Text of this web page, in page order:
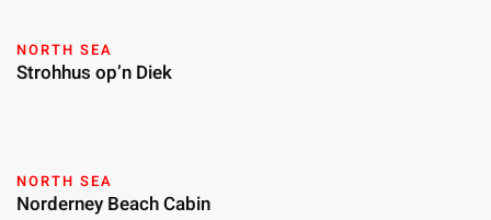
NORTH SEA
Strohhus op’n Diek
NORTH SEA
Norderney Beach Cabin